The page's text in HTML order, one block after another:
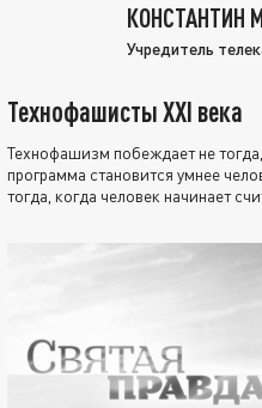
КОНСТАНТИН
Учредитель
Технофашисты XXI века
Технофашизм побеждает не
программа становится умнее
тогда, когда человек начинает